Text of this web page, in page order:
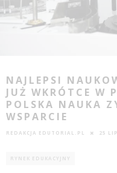
NAJLEPSI
JUŻ WKRÓTCE W
POLSKA NAUKA
WSPARCIE
REDAKCJA EDUTORIAL.PL 25
RYNEK EDUKACYJNY